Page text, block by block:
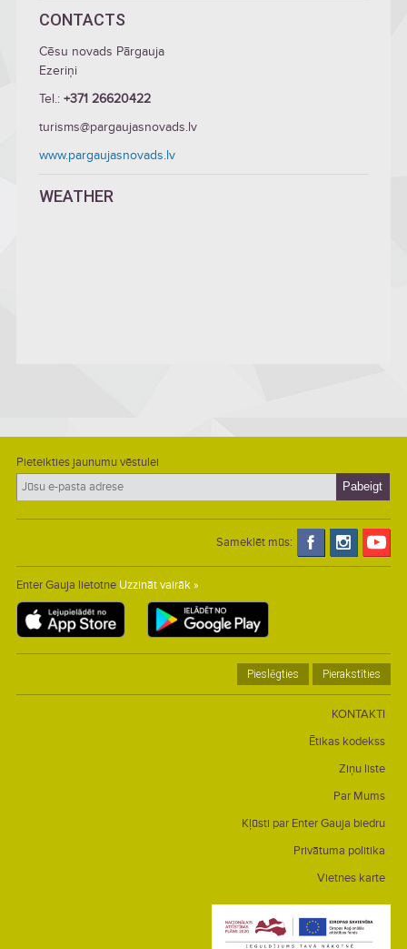
CONTACTS
Cēsu novads Pārgauja
Ezeriņi
Tel.: +371 26620422
turisms@pargaujasnovads.lv
www.pargaujasnovads.lv
WEATHER
Pieteikties jaunumu vēstulei
Sameklēt mūs:
Enter Gauja lietotne Uzzināt vairāk »
Pieslēgties Pierakstīties
KONTAKTI
Ētikas kodekss
Ziņu liste
Par Mums
Kļūsti par Enter Gauja biedru
Privātuma politika
Vietnes karte